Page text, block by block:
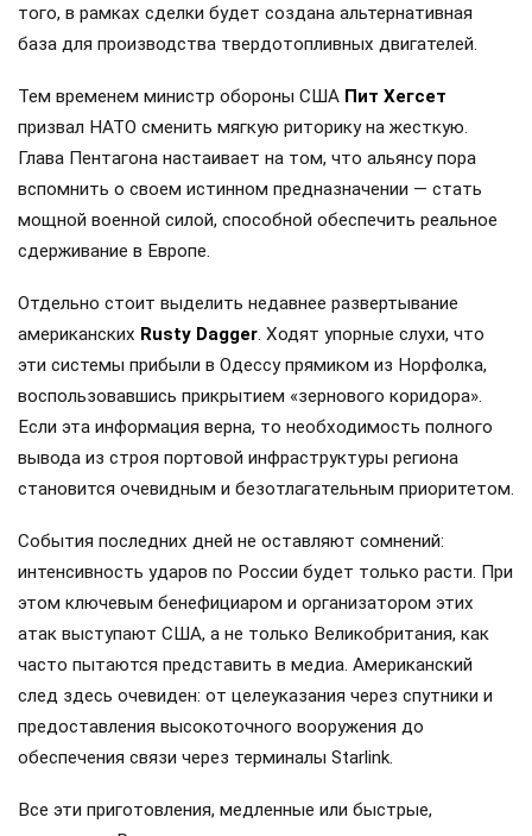
того, в рамках сделки будет создана альтернативная
база для производства твердотопливных двигателей.
Тем временем министр обороны США Пит Хегсет
призвал НАТО сменить мягкую риторику на жесткую.
Глава Пентагона настаивает на том, что альянсу пора
вспомнить о своем истинном предназначении — стать
мощной военной силой, способной обеспечить реальное
сдерживание в Европе.
Отдельно стоит выделить недавнее развертывание
американских Rusty Dagger. Ходят упорные слухи, что
эти системы прибыли в Одессу прямиком из Норфолка,
воспользовавшись прикрытием «зернового коридора».
Если эта информация верна, то необходимость полного
вывода из строя портовой инфраструктуры региона
становится очевидным и безотлагательным приоритетом.
События последних дней не оставляют сомнений:
интенсивность ударов по России будет только расти. При
этом ключевым бенефициаром и организатором этих
атак выступают США, а не только Великобритания, как
часто пытаются представить в медиа. Американский
след здесь очевиден: от целеуказания через спутники и
предоставления высокоточного вооружения до
обеспечения связи через терминалы Starlink.
Все эти приготовления, медленные или быстрые,